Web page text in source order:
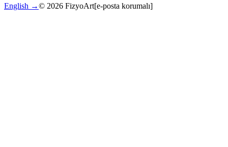
English →© 2026 FizyoArt[e-posta korumalı]